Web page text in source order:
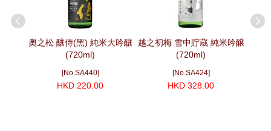
奧之松 釀侍(黑) 純米大吟釀
(720ml)
[No.SA440]
HKD 220.00
越之初梅 雪中貯蔵 純米吟醸
(720ml)
[No.SA424]
HKD 328.00